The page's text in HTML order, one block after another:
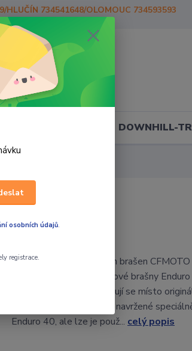
Hledat
HLUČÍN 734541648/OLOMOUC 734593593
DOWNHILL-
450MT Plotny textilních brašen CFMOTO
hliníkové plotny pro látkové brašny
CFMOTO 450MT. Instalují se místo
spolujezdce. Plotny jsou navržené
Enduro 40, ale lze je použ... celý popis
osobních údajů.
registrace.